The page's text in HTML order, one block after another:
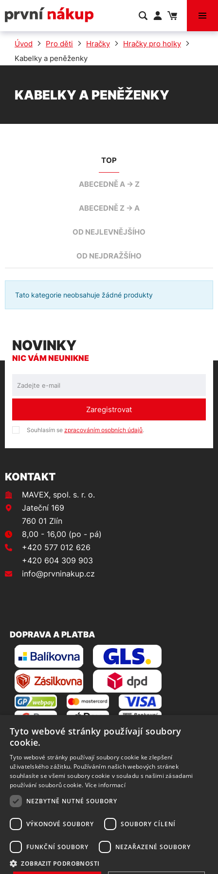
VÝPRODEJ
Úvod Pro děti Hračky
Hračky pro holky
Kabelky a peněženky
KABELKY A PENĚŽENKY
TOP
ABECEDNĚ A -> Z
ABECEDNĚ Z -> A
OD NEJLEVNĚJŠÍHO
OD NEJDRAŽŠÍHO
Tato kategorie neobsahuje žádné produkty
NOVINKY
NIC VÁM NEUNIKNE
Zaregistrovat
Souhlasím se zpracováním osobních údajů.
KONTAKT
MAVEX, spol. s. r. o.
Jateční 169
760 01 Zlín
8,00 - 16,00 (po - pá)
+420 577 012 626
+420 604 309 903
info@prvninakup.cz
DOPRAVA A PLATBA
VŠE O NÁKUPU
O nás
Obchodní podmínky
Reklamační řád
Vrácení zboží
Zpracování osobních údajů
Způsoby dopravy
Tyto webové stránky používají soubory
cookie.
Tyto webové stránky používají soubory cookie ke zlepšení
uživatelského zážitku. Používáním našich webových stránek
souhlasíte se všemi soubory cookie v souladu s našimi zásadami
používání souborů cookie. Více informací
NEZBYTNĚ NUTNÉ SOUBORY
VÝKONOVÉ SOUBORY SOUBORY CÍLENÍ
FUNKČNÍ SOUBORY NEZAŘAZENÉ SOUBORY
ZOBRAZIT PODROBNOSTI